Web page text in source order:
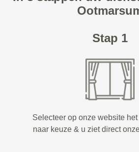
Stap 1
Selecteer op onze website
naar keuze & u ziet direct